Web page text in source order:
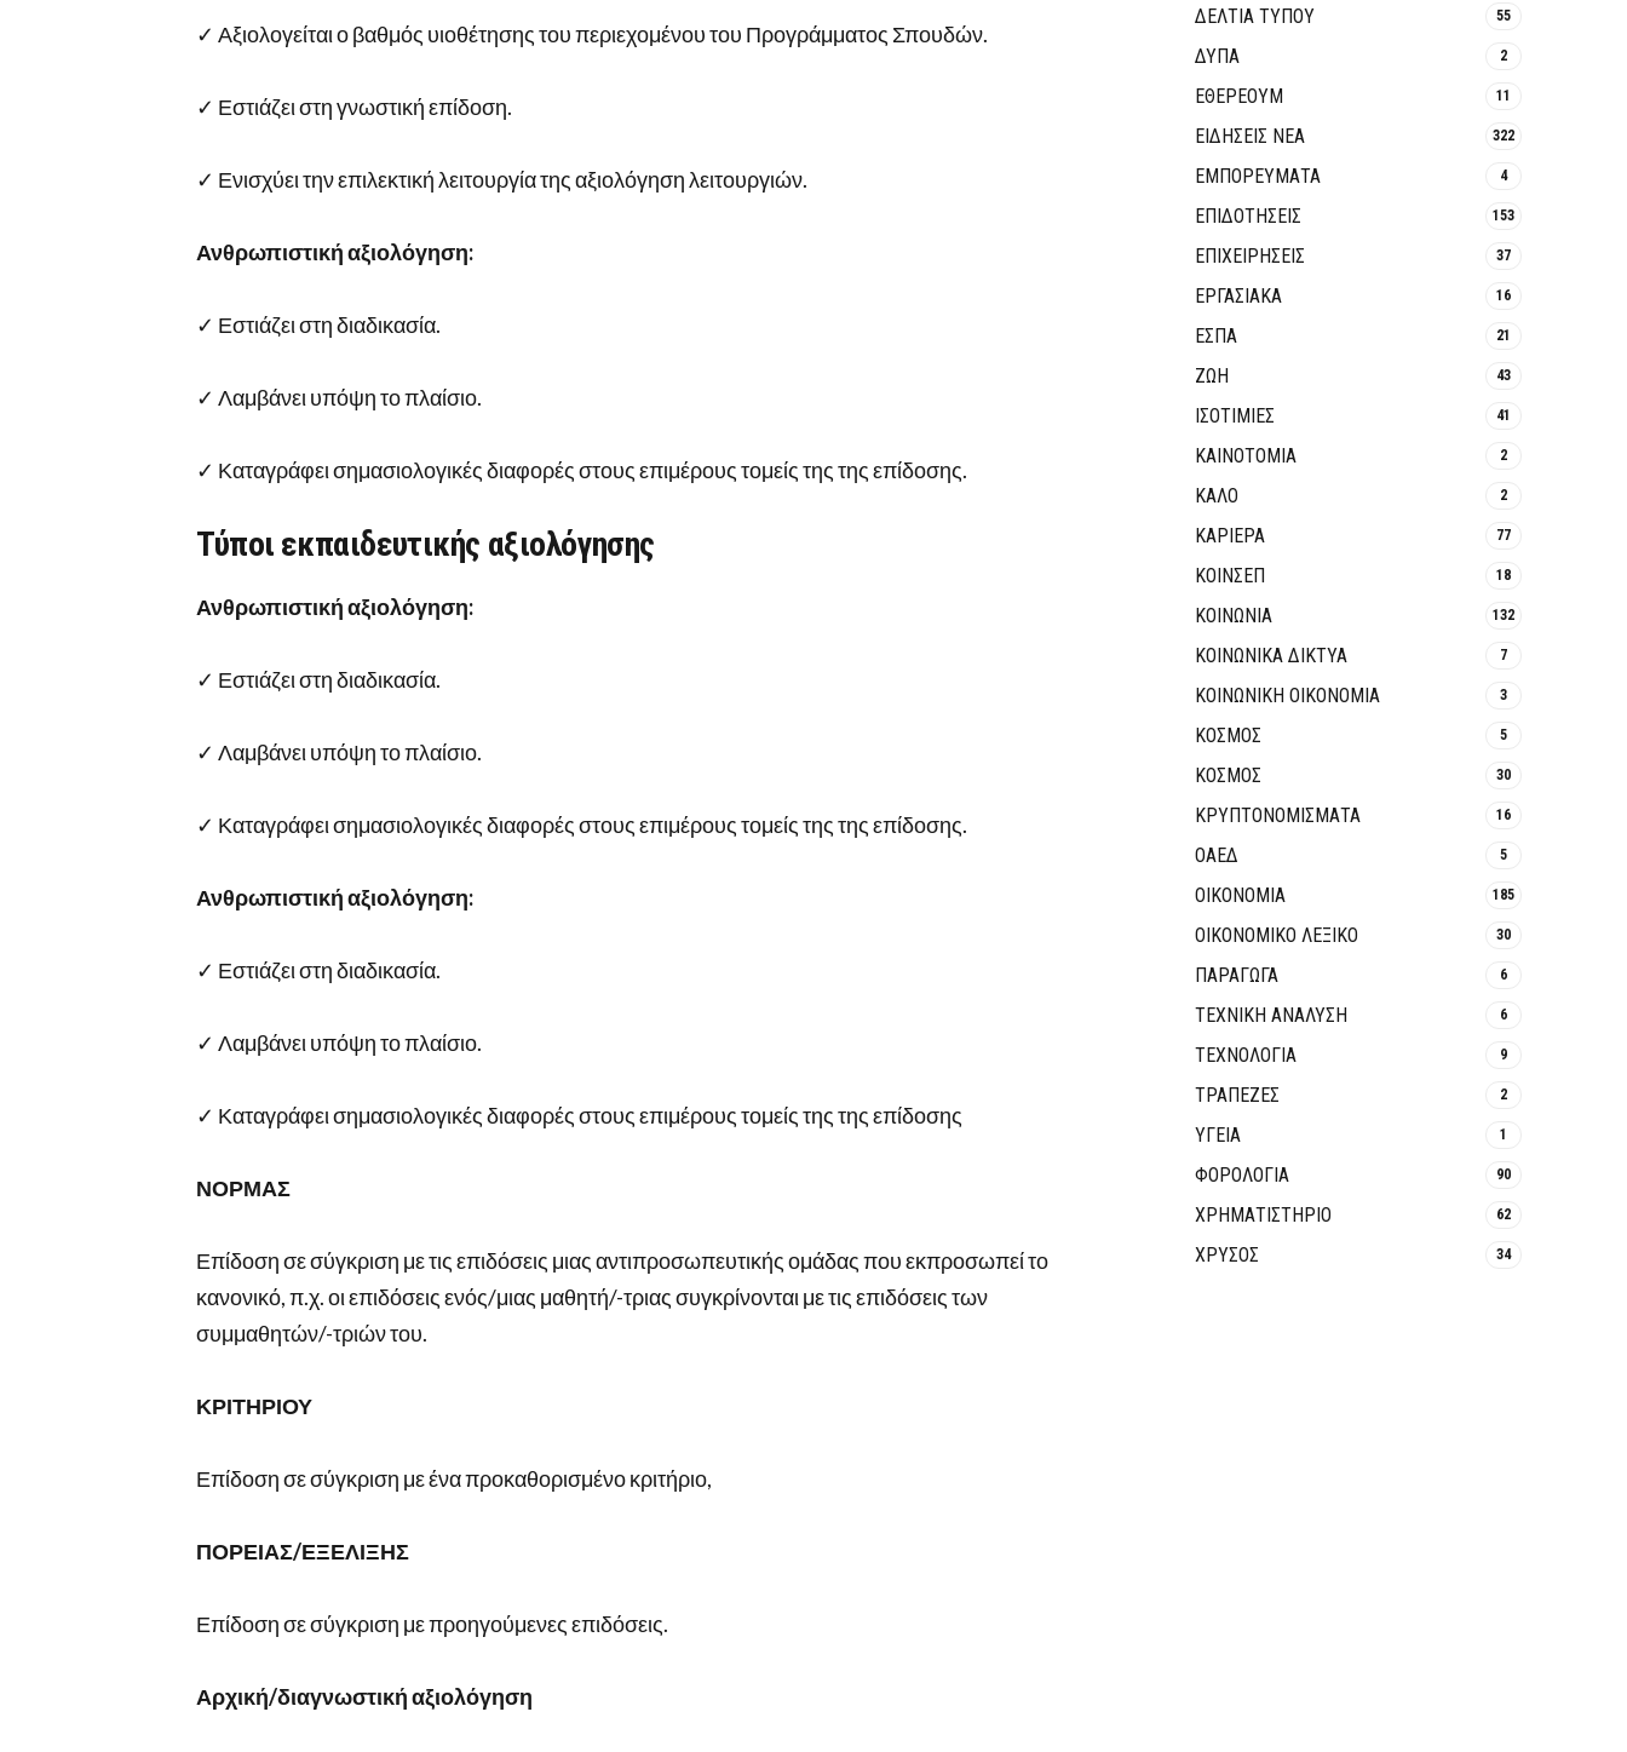
✓ Αξιολογείται ο βαθμός υιοθέτησης του περιεχομένου του Προγράμματος Σπουδών.
✓ Εστιάζει στη γνωστική επίδοση.
✓ Ενισχύει την επιλεκτική λειτουργία της αξιολόγηση λειτουργιών.
Ανθρωπιστική αξιολόγηση:
✓ Εστιάζει στη διαδικασία.
✓ Λαμβάνει υπόψη το πλαίσιο.
✓ Καταγράφει σημασιολογικές διαφορές στους επιμέρους τομείς της της επίδοσης.
Τύποι εκπαιδευτικής αξιολόγησης
Ανθρωπιστική αξιολόγηση:
✓ Εστιάζει στη διαδικασία.
✓ Λαμβάνει υπόψη το πλαίσιο.
✓ Καταγράφει σημασιολογικές διαφορές στους επιμέρους τομείς της της επίδοσης.
Ανθρωπιστική αξιολόγηση:
✓ Εστιάζει στη διαδικασία.
✓ Λαμβάνει υπόψη το πλαίσιο.
✓ Καταγράφει σημασιολογικές διαφορές στους επιμέρους τομείς της της επίδοσης
ΝΟΡΜΑΣ
Επίδοση σε σύγκριση με τις επιδόσεις μιας αντιπροσωπευτικής ομάδας που εκπροσωπεί το
κανονικό, π.χ. οι επιδόσεις ενός/μιας μαθητή/-τριας συγκρίνονται με τις επιδόσεις των
συμμαθητών/-τριών του.
ΚΡΙΤΗΡΙΟΥ
Επίδοση σε σύγκριση με ένα προκαθορισμένο κριτήριο,
ΠΟΡΕΙΑΣ/ΕΞΕΛΙΞΗΣ
Επίδοση σε σύγκριση με προηγούμενες επιδόσεις.
Αρχική/διαγνωστική αξιολόγηση
ΔΕΛΤΙΑ ΤΥΠΟΥ 55
ΔΥΠΑ 2
ΕΘΈΡΕΟΥΜ 11
ΕΙΔΗΣΕΙΣ ΝΕΑ 322
ΕΜΠΟΡΕΥΜΑΤΑ 4
ΕΠΙΔΟΤΗΣΕΙΣ 153
ΕΠΙΧΕΙΡΗΣΕΙΣ 37
ΕΡΓΑΣΙΑΚΑ 16
ΕΣΠΑ 21
ΖΩΗ 43
ΙΣΟΤΙΜΙΕΣ 41
ΚΑΙΝΟΤΟΜΊΑ 2
ΚΑΛΟ 2
ΚΑΡΙΕΡΑ 77
ΚΟΙΝΣΕΠ 18
ΚΟΙΝΩΝΙΑ 132
ΚΟΙΝΩΝΙΚΆ ΔΊΚΤΥΑ 7
ΚΟΙΝΩΝΙΚΉ ΟΙΚΟΝΟΜΊΑ 3
ΚΟΣΜΟΣ 5
ΚΟΣΜΟΣ 30
ΚΡΥΠΤΟΝΟΜΊΣΜΑΤΑ 16
ΟΑΕΔ 5
ΟΙΚΟΝΟΜΙΑ 185
ΟΙΚΟΝΟΜΙΚΟ ΛΕΞΙΚΟ 30
ΠΑΡΑΓΩΓΑ 6
ΤΕΧΝΙΚΗ ΑΝΑΛΥΣΗ 6
ΤΕΧΝΟΛΟΓΙΑ 9
ΤΡΆΠΕΖΕΣ 2
ΥΓΕΙΑ 1
ΦΟΡΟΛΟΓΙΑ 90
ΧΡΗΜΑΤΙΣΤΗΡΙΟ 62
ΧΡΥΣΟΣ 34